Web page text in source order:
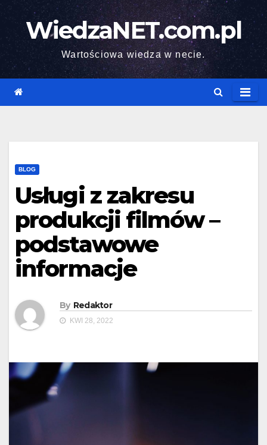
Skip
contentWiedzaNET.com.pl
Wartościowa wiedza w necie.
BLOG
Usługi z zakresu
produkcji filmów –
podstawowe
informacje
By Redaktor
KWI 28, 2022